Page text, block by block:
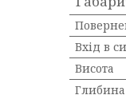
Вхід в
Висота
Глибина